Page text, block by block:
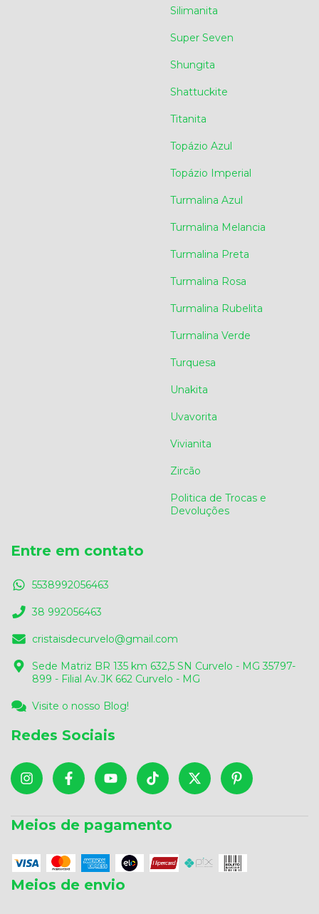
Silimanita
Super Seven
Shungita
Shattuckite
Titanita
Topázio Azul
Topázio Imperial
Turmalina Azul
Turmalina Melancia
Turmalina Preta
Turmalina Rosa
Turmalina Rubelita
Turmalina Verde
Turquesa
Unakita
Uvavorita
Vivianita
Zircão
Politica de Trocas e
Devoluções
Entre em contato
5538992056463
38 992056463
cristaisdecurvelo@gmail.com
Sede Matriz BR 135 km 632,5 SN Curvelo - MG 35797-
899 - Filial Av.JK 662 Curvelo - MG
Visite o nosso Blog!
Redes Sociais
Meios de pagamento
Meios de envio